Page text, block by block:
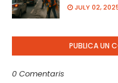
JULY 02,
PUBLICA UN
0 Comentaris